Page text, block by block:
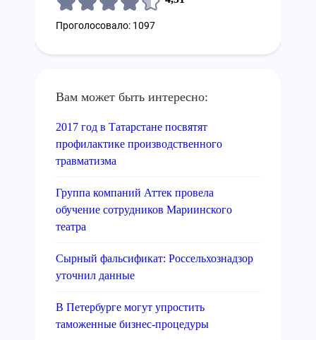
Проголосовало: 1097
Вам может быть интересно:
2017 год в Татарстане посвятят
профилактике производственного
травматизма
Группа компаний Аттек провела
обучение сотрудников Мариинского
театра
Сырный фальсификат: Россельхознадзор
уточнил данные
В Петербурге могут упростить
таможенные бизнес-процедуры